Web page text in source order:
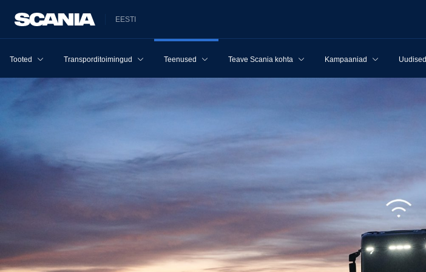
EESTI
Tooted Transporditoimingud Teenused Teave Scania kohta Kampaaniad Uudised